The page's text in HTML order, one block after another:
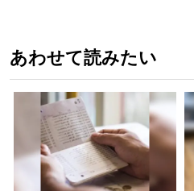
あわせて読みたい